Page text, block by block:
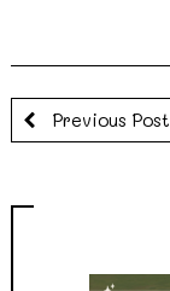
Previous Post